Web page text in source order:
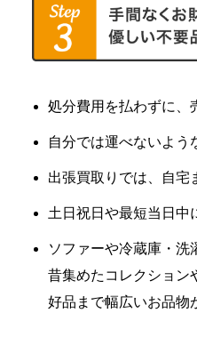
処分費用を払わずに、
自分では運べないよう
出張買取りでは、自宅
土日祝日や最短当日中
ソファーや冷蔵庫・洗
昔集めたコレクション
好品まで幅広いお品物